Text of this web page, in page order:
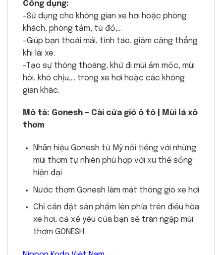
Công dụng:
-Sử dụng cho không gian xe hơi hoặc phòng
khách, phòng tắm, tủ đồ,…
-Giúp bạn thoải mái, tỉnh táo, giảm căng thẳng
khi lái xe.
-Tạo sự thông thoáng, khử đi mùi ẩm mốc, mùi
hôi, khó chịu,… trong xe hơi hoặc các không
gian khác.
Mô tả: Gonesh – Cài cửa gió ô tô | Mùi lá xô
thơm
Nhãn hiệu Gonesh từ Mỹ nổi tiếng với những
mùi thơm tự nhiên phù hợp với xu thế sống
hiện đại
Nước thơm Gonesh làm mát thông gió xe hơi
Chỉ cần đặt sản phẩm lên phía trên điều hòa
xe hơi, cả xế yêu của bạn sẽ tràn ngập mùi
thơm GONESH